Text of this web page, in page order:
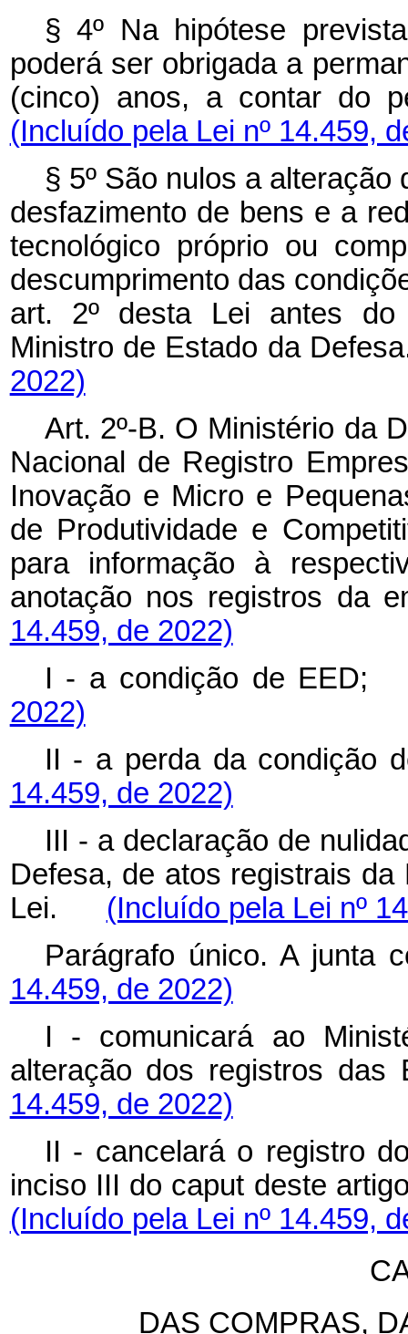
§ 4º Na hipótese
poderá ser obrigada a
(cinco) anos, a contar do
(Incluído pela Lei nº 14.459,
§ 5º São nulos a alteração
desfazimento de bens e a
tecnológico próprio ou
descumprimento das
art. 2º desta Lei antes do
Ministro de Estado da
2022)
Art. 2º-B. O Ministério da
Nacional de Registro
Inovação e Micro e
de Produtividade e
para informação à
anotação nos registros
14.459, de 2022)
I - a condição de
2022)
II - a perda da
14.459, de 2022)
III - a declaração de
Defesa, de atos registrais da
Lei. (Incluído pela Lei nº
Parágrafo único. A
14.459, de 2022)
I - comunicará ao
alteração dos registros
14.459, de 2022)
II - cancelará o registro
inciso III do caput deste
(Incluído pela Lei nº 14.459,
DAS COMPRAS,